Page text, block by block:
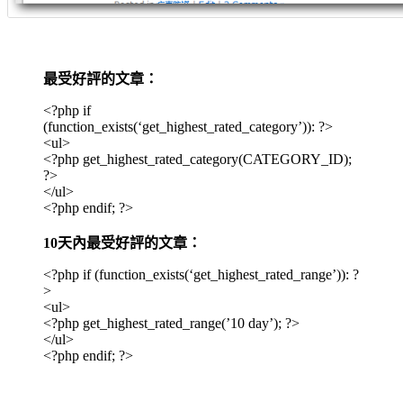
最受好評的文章：
<?php if
(function_exists(‘get_highest_rated_category’)): ?>
<ul>
<?php get_highest_rated_category(CATEGORY_ID);
?>
</ul>
<?php endif; ?>
10天內最受好評的文章：
<?php if (function_exists(‘get_highest_rated_range’)): ?
>
<ul>
<?php get_highest_rated_range(’10 day’); ?>
</ul>
<?php endif; ?>